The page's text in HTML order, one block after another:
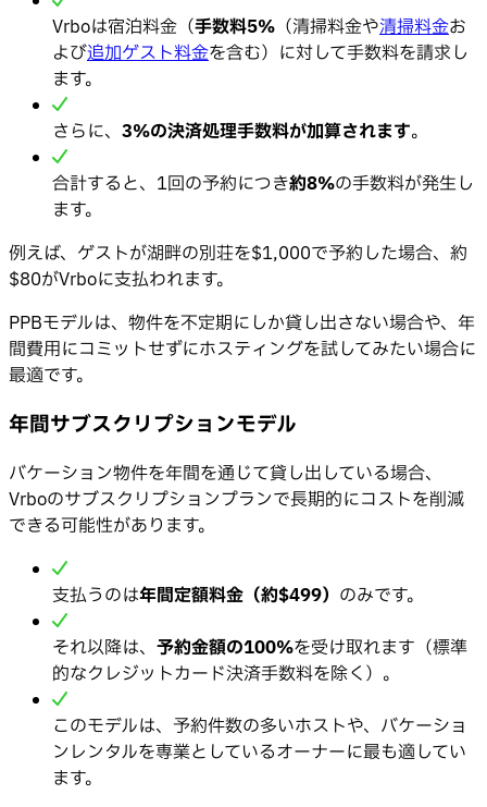
Vrboは宿泊料金（手数料5% （清掃料金や清掃料金お
よび追加ゲスト料金を含む）に対して手数料を請求し
ます。
さらに、 3%の決済処理手数料が加算されます。
合計すると、1回の予約につき約8%の手数料が発生し
ます。
例えば、ゲストが湖畔の別荘を$1,000で予約した場合、約
$80がVrboに支払われます。
PPBモデルは、物件を不定期にしか貸し出さない場合や、年
間費用にコミットせずにホスティングを試してみたい場合に
最適です。
年間サブスクリプションモデル
バケーション物件を年間を通じて貸し出している場合、
Vrboのサブスクリプションプランで長期的にコストを削減
できる可能性があります。
支払うのは年間定額料金（約$499） のみです。
それ以降は、 予約金額の100%を受け取れます（標準
的なクレジットカード決済手数料を除く）。
このモデルは、予約件数の多いホストや、バケーショ
ンレンタルを専業としているオーナーに最も適してい
ます。